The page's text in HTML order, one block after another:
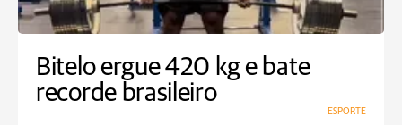
Bitelo ergue 420 kg e bate
recorde brasileiro
ESPORTE